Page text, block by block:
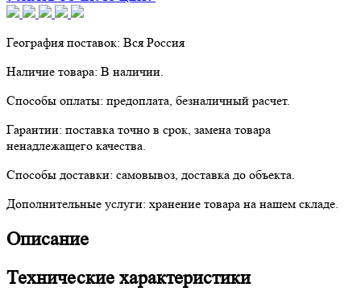
География поставок: Вся Россия
Наличие товара: В наличии.
Способы оплаты: предоплата, безналичный расчет.
Гарантии: поставка точно в срок, замена товара
ненадлежащего качества.
Способы доставки: самовывоз, доставка до объекта.
Дополнительные услуги: хранение товара на нашем складе.
Описание
Технические характеристики